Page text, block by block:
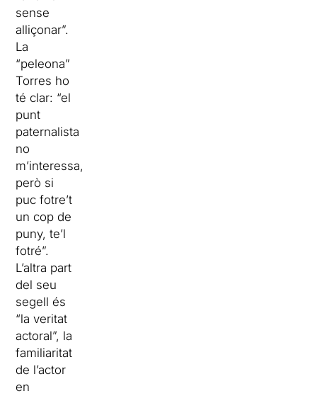
sense
alliçonar”.
La
“peleona”
Torres ho
té clar: “el
punt
paternalista
no
m’interessa,
però si
puc fotre’t
un cop de
puny, te’l
fotré”.
L’altra part
del seu
segell és
“la veritat
actoral”, la
familiaritat
de l’actor
en